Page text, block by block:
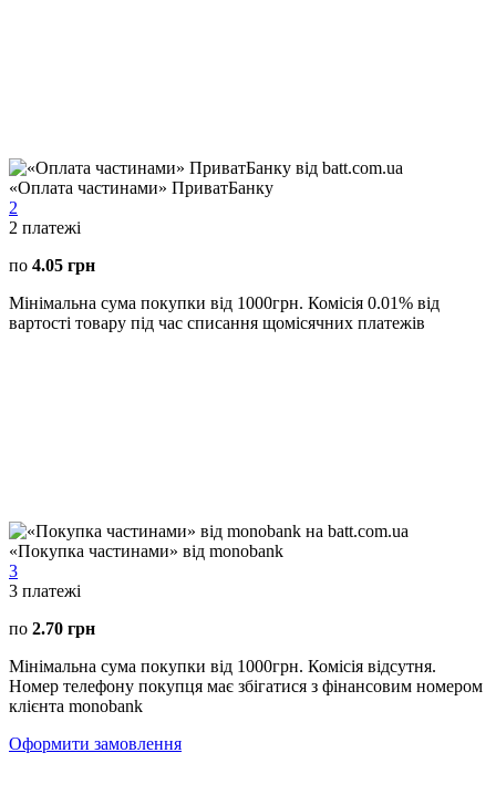
«Оплата частинами» ПриватБанку
2
2 платежі
по 4.05 грн
Мінімальна сума покупки від 1000грн. Комісія 0.01% від
вартості товару під час списання щомісячних платежів
«Покупка частинами» від monobank
3
3 платежі
по 2.70 грн
Мінімальна сума покупки від 1000грн. Комісія відсутня.
Номер телефону покупця має збігатися з фінансовим номером
клієнта monobank
Оформити замовлення